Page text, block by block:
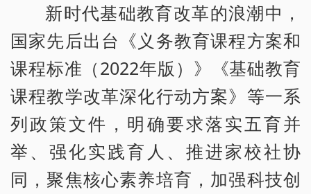
新时代基础教育改革的浪潮中，
国家先后出台《义务教育课程方案和
课程标准（2022年版）》《基础教育
课程教学改革深化行动方案》等一系
列政策文件，明确要求落实五育并
举、强化实践育人、推进家校社协
同，聚焦核心素养培育，加强科技创